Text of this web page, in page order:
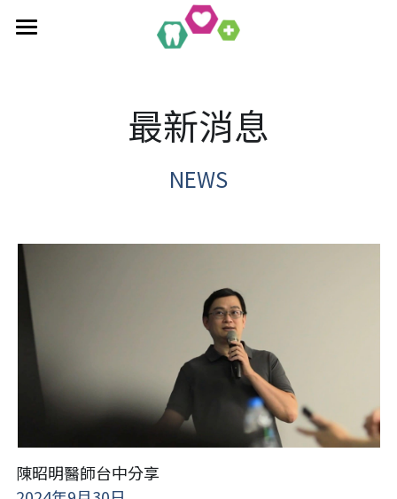
單科/多顆植牙療程
All-On-4/6一日全口重建
吸附式假牙作品集
聯絡均潔
最新消息
NEWS
陳昭明醫師台中分享
部落格分類
植牙相關知識